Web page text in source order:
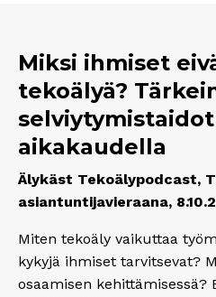
Miksi ihmiset
tekoälyä?
aikakaudella
Älykäst Tekoälypodcast,
asiantuntijavieraana,
Miten tekoäly vaikuttaa
kykyjä ihmiset tarvitsevat?
osaamisen kehittämisessä?